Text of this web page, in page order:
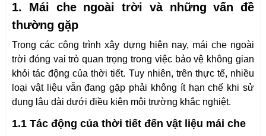
1. Mái che ngoài trời và những vấn đề
thường gặp
Trong các công trình xây dựng hiện nay, mái che ngoài
trời đóng vai trò quan trọng trong việc bảo vệ không gian
khỏi tác động của thời tiết. Tuy nhiên, trên thực tế, nhiều
loại vật liệu vẫn đang gặp phải không ít hạn chế khi sử
dụng lâu dài dưới điều kiện môi trường khắc nghiệt.
1.1 Tác động của thời tiết đến vật liệu mái che